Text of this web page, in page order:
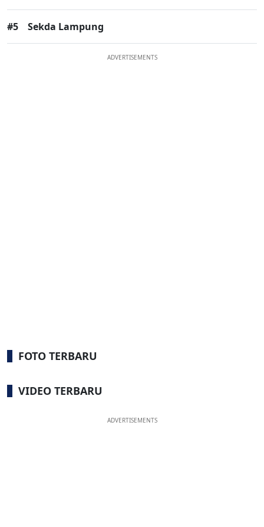
#5 Sekda Lampung
ADVERTISEMENTS
FOTO TERBARU
VIDEO TERBARU
ADVERTISEMENTS